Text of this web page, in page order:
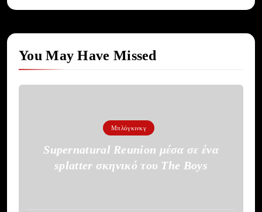
You May Have Missed
Μπλόγκινκγ
Supernatural Reunion μέσα σε ένα
splatter σκηνικό του The Boys